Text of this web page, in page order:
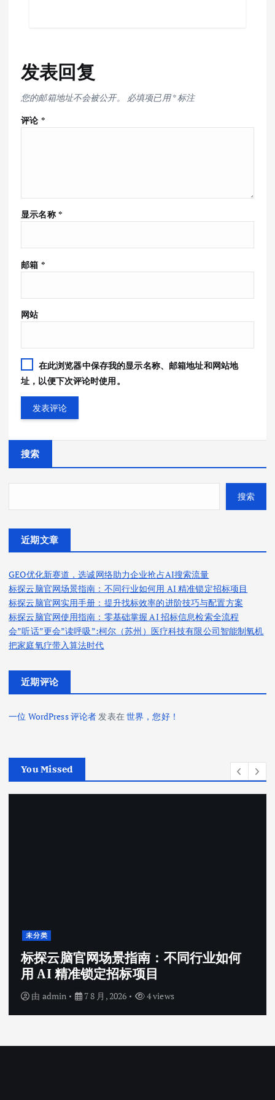
发表回复
您的邮箱地址不会被公开。 必填项已用*标注
评论 *
显示名称 *
邮箱 *
网站
在此浏览器中保存我的显示名称、邮箱地址和网站地
址，以便下次评论时使用。
搜索
搜索
近期文章
GEO优化新赛道，选诚网络助力企业抢占AI搜索流量
标探云脑官网场景指南：不同行业如何用 AI 精准锁定招标项目
标探云脑官网实用手册：提升找标效率的进阶技巧与配置方案
标探云脑官网使用指南：零基础掌握 AI 招标信息检索全流程
会”听话”更会”读呼吸”:柯尔（苏州）医疗科技有限公司智能制氧机
把家庭氧疗带入算法时代
近期评论
一位 WordPress 评论者发表在世界，您好！
You Missed
未分类
标探云脑官网场景指南：不同行业如何
用 AI 精准锁定招标项目
由 admin 7 8 月, 2026 4 views